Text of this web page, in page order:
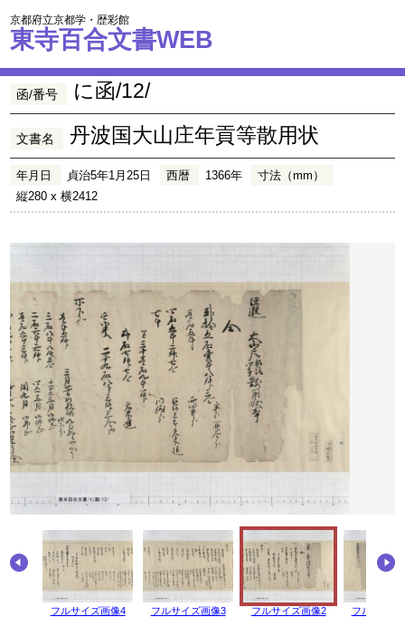
京都府立京都学・歴彩館
東寺百合文書WEB
函/番号 に函/12/
文書名 丹波国大山庄年貢等散用状
年月日 貞治5年1月25日 西暦 1366年
寸法（mm）
縦280 x 横2412
フルサイズ画像4 フルサイズ画像3 フルサイズ画像2 フルサイズ